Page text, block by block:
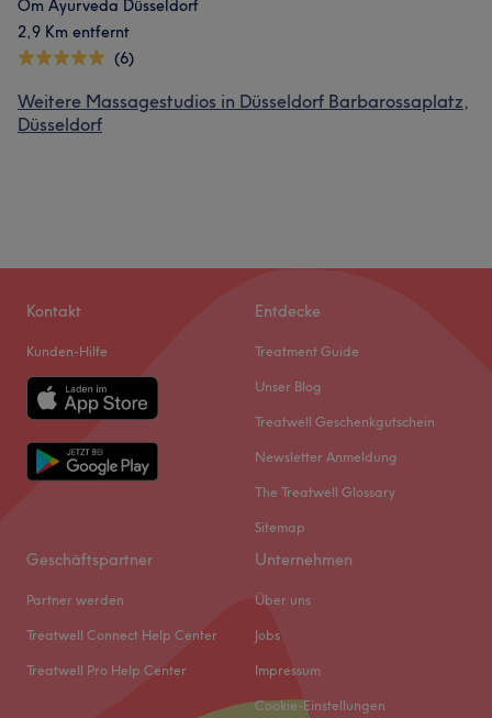
Om Ayurveda Düsseldorf
2,9 Km entfernt
(6)
Weitere Massagestudios in Düsseldorf Barbarossaplatz,
Düsseldorf
Kontakt
Kunden-Hilfe
Entdecke
Treatment Guide
Unser Blog
Treatwell Geschenkgutschein
Newsletter Anmeldung
The Treatwell Glossary
Sitemap
Geschäftspartner
Partner werden
Treatwell Connect Help Center
Treatwell Pro Help Center
Unternehmen
Über uns
Jobs
Impressum
Cookie-Einstellungen